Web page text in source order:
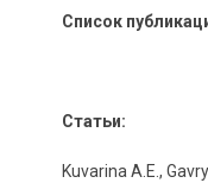
Список
Статьи:
Kuvarina A E .,